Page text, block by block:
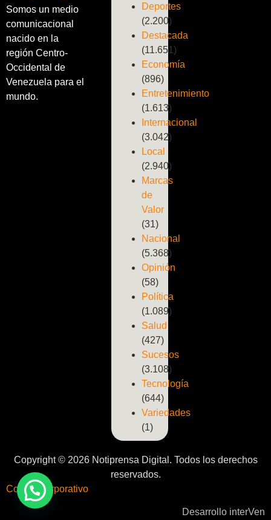
Somos un medio
comunicacional
nacido en la
región Centro-
Occidental de
Venezuela para el
mundo.
Deportes
(2.200)
Destacada
(11.651)
Economía
(896)
Entretenimiento
(1.613)
Internacional
(3.042)
Local
(2.940)
Marcas
de
Valor
(31)
Nacional
(5.368)
Opinión
(58)
Política
(1.089)
Salud
(427)
Sucesos
(3.108)
Tecnología
(644)
Variedades
(1)
Copyright © 2026 Notiprensa Digital. Todos los derechos
reservados.
Correo Corporativo
Desarrollo interVen